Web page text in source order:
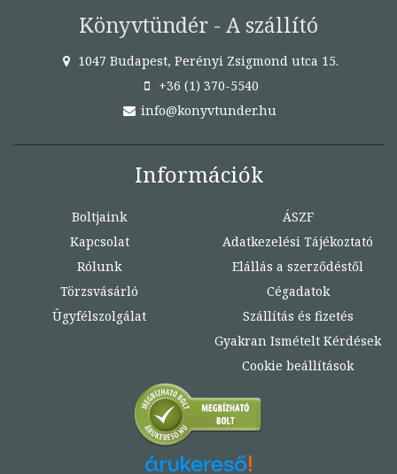
Könyvtündér - A szállító
1047 Budapest, Perényi Zsigmond utca 15.
+36 (1) 370-5540
info@konyvtunder.hu
Információk
Boltjaink
Kapcsolat
Rólunk
Törzsvásárló
Ügyfélszolgálat
ÁSZF
Adatkezelési Tájékoztató
Elállás a szerződéstől
Cégadatok
Szállítás és fizetés
Gyakran Ismételt Kérdések
Cookie beállítások